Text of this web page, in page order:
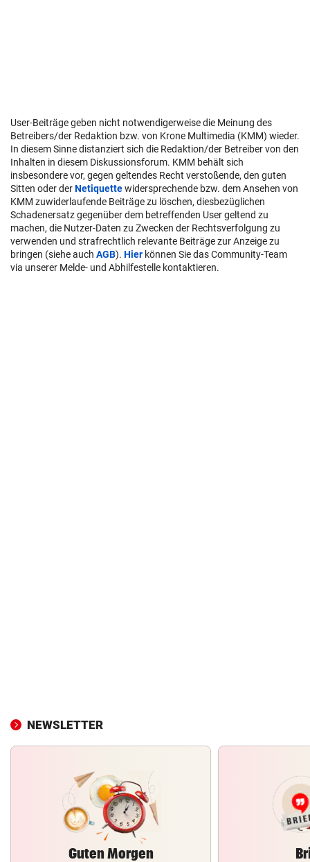
User-Beiträge geben nicht notwendigerweise die Meinung des
Betreibers/der Redaktion bzw. von Krone Multimedia (KMM) wieder.
In diesem Sinne distanziert sich die Redaktion/der Betreiber von den
Inhalten in diesem Diskussionsforum. KMM behält sich
insbesondere vor, gegen geltendes Recht verstoßende, den guten
Sitten oder derNetiquettewidersprechende bzw. dem Ansehen von
KMM zuwiderlaufende Beiträge zu löschen, diesbezüglichen
Schadenersatz gegenüber dem betreffenden User geltend zu
machen, die Nutzer-Daten zu Zwecken der Rechtsverfolgung zu
verwenden und strafrechtlich relevante Beiträge zur Anzeige zu
bringen (siehe auch AGB). Hier können Sie das Community-Team
via unserer Melde- und Abhilfestelle kontaktieren.
NEWSLETTER
Guten Morgen